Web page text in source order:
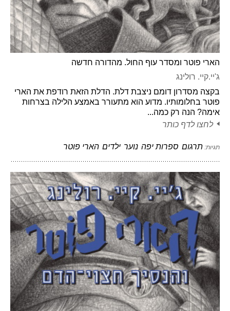
הארי פוטר ומסדר עוף החול. מהדורה חדשה
ג'יי.קיי. רולינג
בקצה מסדרון דומם ניצבת דלת. הדלת הזאת רודפת את הארי
פוטר בחלומותיו. מדוע הוא מתעורר באמצע הלילה בצרחות
אימה? הנה רק כמה...
לחצו לדף כותר
תגיות: תרגום ספרות יפה נוער ילדים הארי פוטר